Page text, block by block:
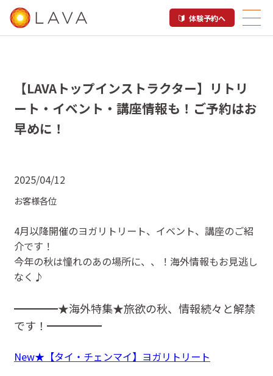
体験予約へ
【LAVAトップインストラクター】リトリ
ート・イベント・講座情報も！ご予約はお
早めに！
2025/04/12
お客様各位
4月以降開催のヨガリトリート、イベント、講座のご紹
介です！
今年の秋は憧れのあの場所に、、！海外情報もお見逃し
なく♪
━━━━★海外特集★旅欲の秋、情報続々と解禁
です！━━━━━
New★【タイ・チェンマイ】ヨガリトリート